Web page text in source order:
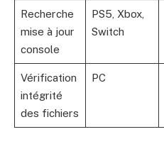
Recherche
mise à jour
console
PS5, Xbox,
Switch
Vérification
intégrité
des fichiers
PC